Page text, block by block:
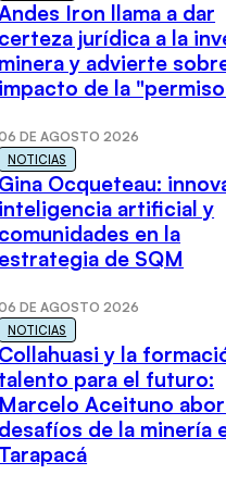
Iron llama a dar
certeza jurídica a la
minera y advierte
impacto de la
DE AGOSTO 2026
NOTICIAS
Gina Ocqueteau:
inteligencia artificial y
comunidades en la
estrategia de SQM
DE AGOSTO 2026
NOTICIAS
Collahuasi y la
talento para el futuro:
Marcelo Aceituno
desafíos de la minería
Tarapacá